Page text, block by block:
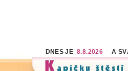
DNES JE 8.8.2026 A